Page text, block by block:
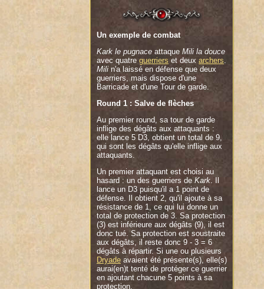
Un exemple de combat
Kark le pugnace attaque Mili la douce
avec quatre guerriers et deux archers
Milin'a laissé en défense que deux
guerriers, mais dispose d'une
Barricade et d'une Tour de garde.
Round 1 : Salve de flèches
Au premier round, sa tour de garde
inflige des dégâts aux attaquants :
elle lance 5 D3, obtient un total de 9,
qui sont les dégâts qu'elle inflige aux
attaquants.
Un premier attaquant est choisi au
hasard : un des guerriers de Kark . Il
lance un D3 puisqu'il a 1 point de
défense. Il obtient 2, qu'il ajoute à sa
résistance de 1, ce qui lui donne un
total de protection de 3. Sa protection
(3) est inférieure aux dégâts (9), il est
donc tué. Sa protection est soustraite
aux dégâts, il reste donc 9 - 3 = 6
dégâts à répartir. Si une ou plusieurs
Dryade avaient été présente(s), elle(s)
aurai(en)t tenté de protéger ce guerrier
en ajoutant chacune 5 points à sa
protection.